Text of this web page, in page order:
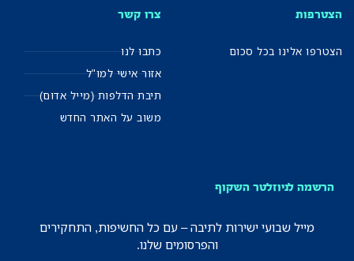
הצטרפות
הצטרפו אלינו בכל סכום
צרו קשר
כתבו לנו
אזור אישי למו"ל
תיבת הדלפות (מייל אדום)
משוב על האתר החדש
הרשמה לניוזלטר השקוף
מייל שבועי ישירות לתיבה – עם כל החשיפות, התחקירים
והפרסומים שלנו.